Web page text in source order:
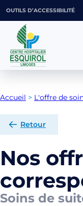
OUTILS D’ACCESSIBILITÉ
Accueil > L'offre de
Retour
Nos
Soins de